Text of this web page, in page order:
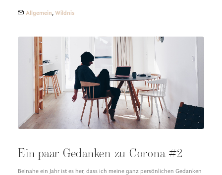
Allgemein, Wildnis
Ein paar Gedanken zu Corona #2
Beinahe ein Jahr ist es her, dass ich meine ganz persönlichen Gedanken